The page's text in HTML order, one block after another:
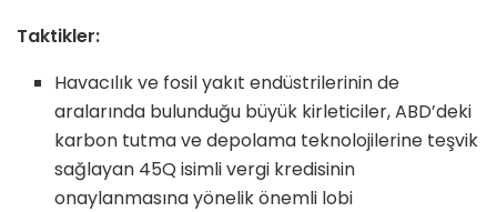
Taktikler:
Havacılık ve fosil yakıt endüstrilerinin de
aralarında bulunduğu büyük kirleticiler, ABD’deki
karbon tutma ve depolama teknolojilerine teşvik
sağlayan 45Q isimli vergi kredisinin
onaylanmasına yönelik önemli lobi